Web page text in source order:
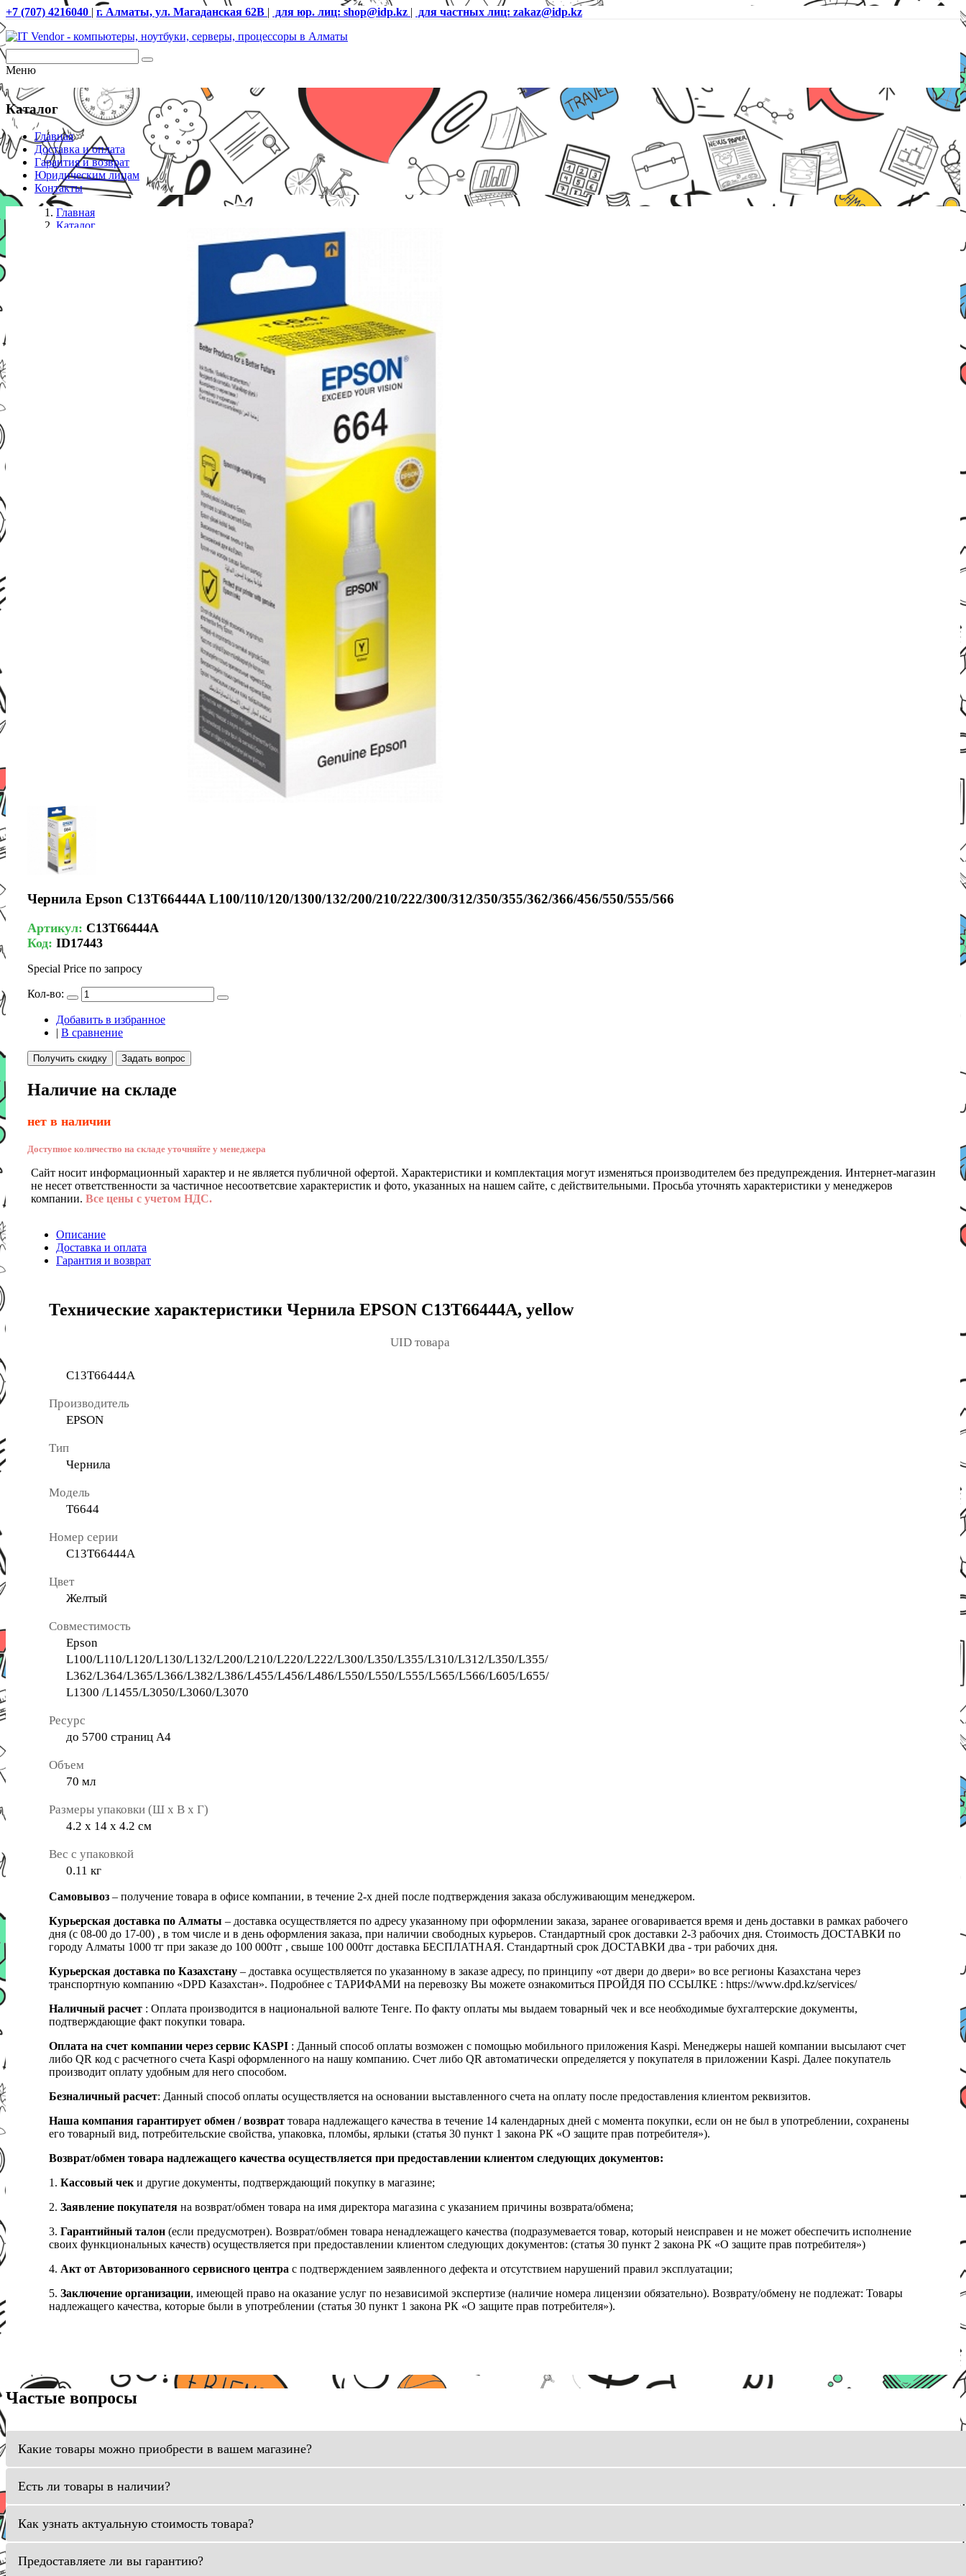
+7 (707) 4216040 | г. Алматы, ул. Магаданская 62В | для юр. лиц: shop@idp.kz | для частных лиц: zakaz@idp.kz
Меню
Каталог
Главная
Доставка и оплата
Гарантия и возврат
Юридическим лицам
Контакты
Главная
Каталог
Чернила Epson C13T66444A L100/110/120/1300/132/200/210/222/300/312/350/355/362/366/456/550/555/566
Чернила Epson C13T66444A L100/110/120/1300/132/200/210/222/300/312/350/355/362/366/456/550/555/566
Артикул: C13T66444A
Код: ID17443
Special Price по запросу
Кол-во:
Добавить в избранное
| В сравнение
Получить скидку Задать вопрос
Наличие на складе
нет в наличии
Доступное количество на складе уточняйте у менеджера
Сайт носит информационный характер и не является публичной офертой. Характеристики и комплектация могут изменяться производителем без предупреждения. Интернет-магазин
не несет ответственности за частичное несоответсвие характеристик и фото, указанных на нашем сайте, с действительными. Просьба уточнять характеристики у менеджеров
компании. Все цены с учетом НДС.
Описание
Доставка и оплата
Гарантия и возврат
Технические характеристики Чернила EPSON C13T66444A, yellow
UID товара
C13T66444A
Производитель
EPSON
Тип
Чернила
Модель
T6644
Номер серии
C13T66444A
Цвет
Желтый
Совместимость
Epson
L100/L110/L120/L130/L132/L200/L210/L220/L222/L300/L350/L355/L310/L312/L350/L355/
L362/L364/L365/L366/L382/L386/L455/L456/L486/L550/L550/L555/L565/L566/L605/L655/
L1300 /L1455/L3050/L3060/L3070
Ресурс
до 5700 страниц А4
Объем
70 мл
Размеры упаковки (Ш х В х Г)
4.2 х 14 х 4.2 см
Вес c упаковкой
0.11 кг
Самовывоз – получение товара в офисе компании, в течение 2-х дней после подтверждения заказа обслуживающим менеджером.
Курьерская доставка по Алматы – доставка осуществляется по адресу указанному при оформлении заказа, заранее оговаривается время и день доставки в рамках рабочего
дня (с 08-00 до 17-00) , в том числе и в день оформления заказа, при наличии свободных курьеров. Стандартный срок доставки 2-3 рабочих дня. Стоимость ДОСТАВКИ по
городу Алматы 1000 тг при заказе до 100 000тг , свыше 100 000тг доставка БЕСПЛАТНАЯ. Стандартный срок ДОСТАВКИ два - три рабочих дня.
Курьерская доставка по Казахстану – доставка осуществляется по указанному в заказе адресу, по принципу «от двери до двери» во все регионы Казахстана через
транспортную компанию «DPD Казахстан». Подробнее с ТАРИФАМИ на перевозку Вы можете ознакомиться ПРОЙДЯ ПО ССЫЛКЕ : https://www.dpd.kz/services/
Наличный расчет : Оплата производится в национальной валюте Тенге. По факту оплаты мы выдаем товарный чек и все необходимые бухгалтерские документы,
подтверждающие факт покупки товара.
Оплата на счет компании через сервис KASPI : Данный способ оплаты возможен с помощью мобильного приложения Kaspi. Менеджеры нашей компании высылают счет
либо QR код с расчетного счета Kaspi оформленного на нашу компанию. Счет либо QR автоматически определяется у покупателя в приложении Kaspi. Далее покупатель
производит оплату удобным для него способом.
Безналичный расчет: Данный способ оплаты осуществляется на основании выставленного счета на оплату после предоставления клиентом реквизитов.
Наша компания гарантирует обмен / возврат товара надлежащего качества в течение 14 календарных дней с момента покупки, если он не был в употреблении, сохранены
его товарный вид, потребительские свойства, упаковка, пломбы, ярлыки (статья 30 пункт 1 закона РК «О защите прав потребителя»).
Возврат/обмен товара надлежащего качества осуществляется при предоставлении клиентом следующих документов:
1. Кассовый чек и другие документы, подтверждающий покупку в магазине;
2. Заявление покупателя на возврат/обмен товара на имя директора магазина с указанием причины возврата/обмена;
3. Гарантийный талон (если предусмотрен). Возврат/обмен товара ненадлежащего качества (подразумевается товар, который неисправен и не может обеспечить исполнение
своих функциональных качеств) осуществляется при предоставлении клиентом следующих документов: (статья 30 пункт 2 закона РК «О защите прав потребителя»)
4. Акт от Авторизованного сервисного центра с подтверждением заявленного дефекта и отсутствием нарушений правил эксплуатации;
5. Заключение организации, имеющей право на оказание услуг по независимой экспертизе (наличие номера лицензии обязательно). Возврату/обмену не подлежат: Товары
надлежащего качества, которые были в употреблении (статья 30 пункт 1 закона РК «О защите прав потребителя»).
Частые вопросы
Какие товары можно приобрести в вашем магазине?
Есть ли товары в наличии?
Как узнать актуальную стоимость товара?
Предоставляете ли вы гарантию?